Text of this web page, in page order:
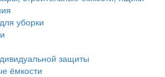
уборки
защиты
ёмкости